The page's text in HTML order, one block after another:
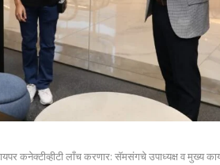
कनेक्‍टीव्‍हीटी लाँच करणार: सॅमसंगचे उपाध्‍यक्ष व मुख्‍य